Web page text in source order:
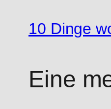
10 Dinge
Eine